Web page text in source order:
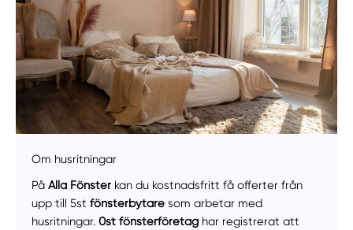
Manuellt
Välj tillvägagångssätt
Om husritningar
PåAlla Fönster kan du kostnadsfritt få offerter från
upp till 5stfönsterbytare som arbetar med
husritningar.0st fönsterföretag har registrerat att